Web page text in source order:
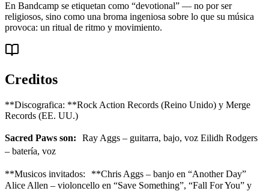
En Bandcamp se etiquetan como “devotional” — no por ser
religiosos, sino como una broma ingeniosa sobre lo que su música
provoca: un ritual de ritmo y movimiento.
Creditos
**Discografica: **Rock Action Records (Reino Unido) y Merge
Records (EE. UU.)
Sacred Paws son: Ray Aggs – guitarra, bajo, voz Eilidh Rodgers
– batería, voz
**Musicos invitados: **Chris Aggs – banjo en “Another Day”
Alice Allen – violoncello en “Save Something”, “Fall For You” y